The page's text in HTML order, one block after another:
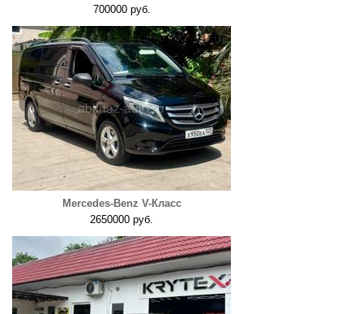
700000 руб.
Mercedes-Benz V-Класс
2650000 руб.